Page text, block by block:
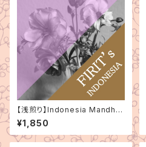
【浅煎り】Indonesia Mandhel
ing Bintang Lima（インドネシ
ア マンデリン ビンタンリマ）150
g
¥1,850